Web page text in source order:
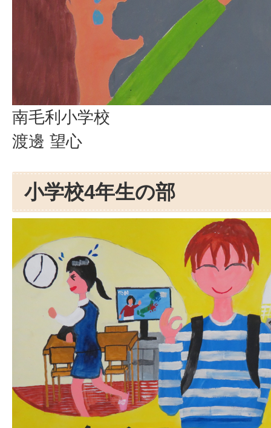
南毛利小学校
渡邊 望心
小学校4年生の部